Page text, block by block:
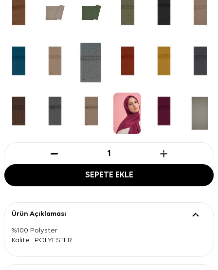
SEPETE EKLE
Ürün Açıklaması
%100 Polyster
Kalite : POLYESTER